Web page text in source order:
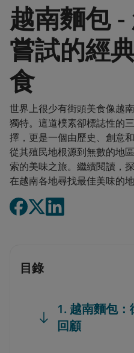
越南麵包
嘗試的經
食
世界上很少有街頭美食像越
獨特。這道樸素卻標誌性的
擇，更是一個由歷史、創意
從其殖民地根源到無數的地
索的美味之旅。繼續閱讀，
在越南各地尋找最佳美味的地
目錄
1. 越南麵包
回顧